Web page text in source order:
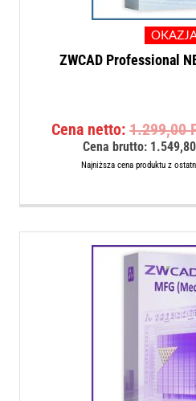
ZWCAD Professional
Cena netto:1.299,00
Cena brutto: 1.549,80
Najniższa cena produktu z